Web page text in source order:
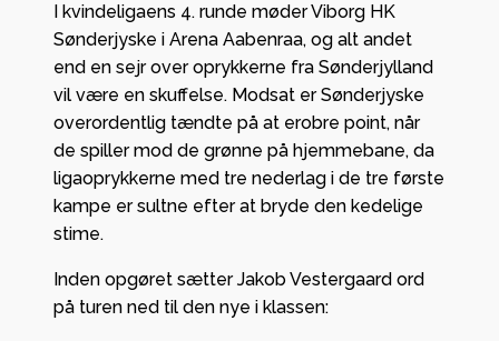
I kvindeligaens 4. runde møder Viborg HK
Sønderjyske i Arena Aabenraa, og alt andet
end en sejr over oprykkerne fra Sønderjylland
vil være en skuffelse. Modsat er Sønderjyske
overordentlig tændte på at erobre point, når
de spiller mod de grønne på hjemmebane, da
ligaoprykkerne med tre nederlag i de tre første
kampe er sultne efter at bryde den kedelige
stime.
Inden opgøret sætter Jakob Vestergaard ord
på turen ned til den nye i klassen: